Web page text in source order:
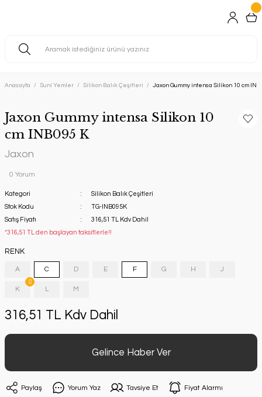
Anasayfa Suni Yemler Silikon Balık Çeşitleri Jaxon Gummy intensa Silikon 10 cm
Jaxon Gummy intensa Silikon 10
cm INB095 K
Jaxon
0 Yorum
Kategori
Silikon Balık Çeşitleri
Stok Kodu
TG-INB095K
Satış Fiyatı
316,51 TL Kdv Dahil
*316,51 TL den başlayan taksitlerle!!
RENK
A C D E F G H J
K L M
316,51 TL Kdv Dahil
Gelince Haber Ver
Paylaş Yorum Yaz Tavsiye Et Fiyat Alarmı